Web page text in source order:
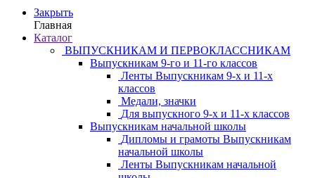
Закрыть
Главная
Каталог
ВЫПУСКНИКАМ И ПЕРВОКЛАССНИКАМ
Выпускникам 9-го и 11-го классов
Ленты Выпускникам 9-х и 11-х
классов
Медали, значки
Для выпускного 9-х и 11-х классов
Выпускникам начальной школы
Дипломы и грамоты Выпускникам
начальной школы
Ленты Выпускникам начальной